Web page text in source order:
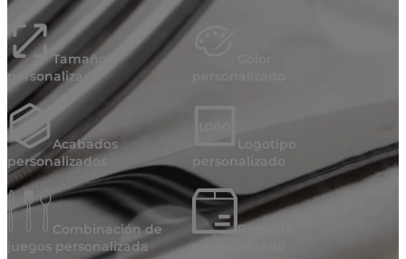
Tamaño
personalizado
Acabados
personalizados
Logotipo
personalizado
Combinación de
juegos personalizada
Paquete
personalizado